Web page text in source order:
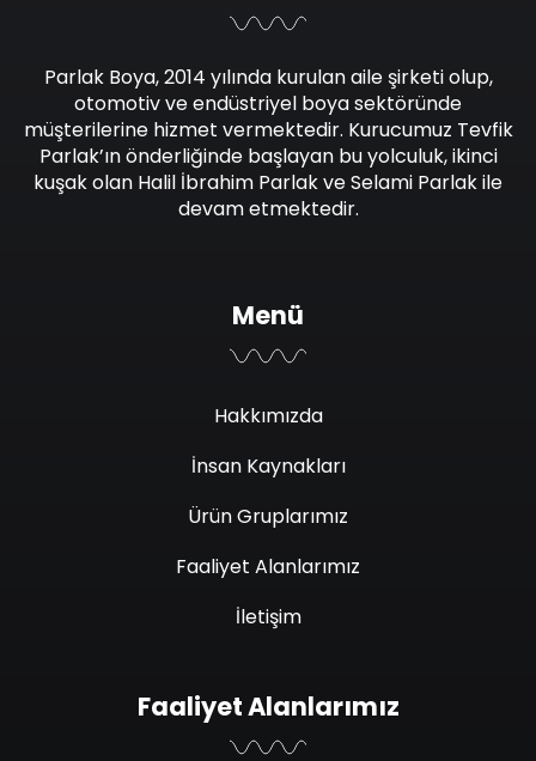
Parlak Boya, 2014 yılında kurulan aile şirketi olup,
otomotiv ve endüstriyel boya sektöründe
müşterilerine hizmet vermektedir. Kurucumuz Tevfik
Parlak’ın önderliğinde başlayan bu yolculuk, ikinci
kuşak olan Halil İbrahim Parlak ve Selami Parlak ile
devam etmektedir.
Menü
Hakkımızda
İnsan Kaynakları
Ürün Gruplarımız
Faaliyet Alanlarımız
İletişim
Faaliyet Alanlarımız